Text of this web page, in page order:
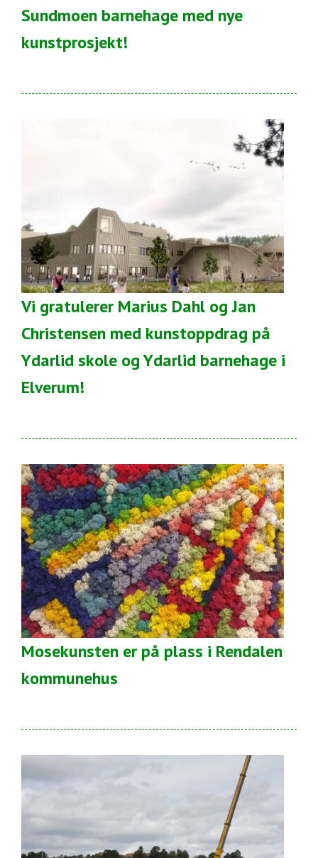
Sundmoen barnehage med nye
kunstprosjekt!
Vi gratulerer Marius Dahl og Jan
Christensen med kunstoppdrag på
Ydarlid skole og Ydarlid barnehage i
Elverum!
Mosekunsten er på plass i Rendalen
kommunehus